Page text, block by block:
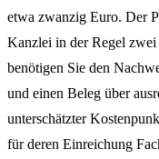
etwa zwanzig Euro. Der
Kanzlei in der Regel zwei
benötigen Sie den
und einen Beleg über
unterschätzter
für deren Einreichung